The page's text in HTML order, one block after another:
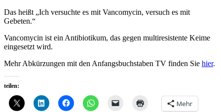
Das heißt „Ich versuchte es mit Vancomycin, versuch es mit
Gebeten.“
Vancomycin ist ein Antibiotikum, das gegen multiresistente Keime
eingesetzt wird.
Mehr Abkürzungen mit den Anfangsbuchstaben TV finden Sie hier.
teilen:
Mehr